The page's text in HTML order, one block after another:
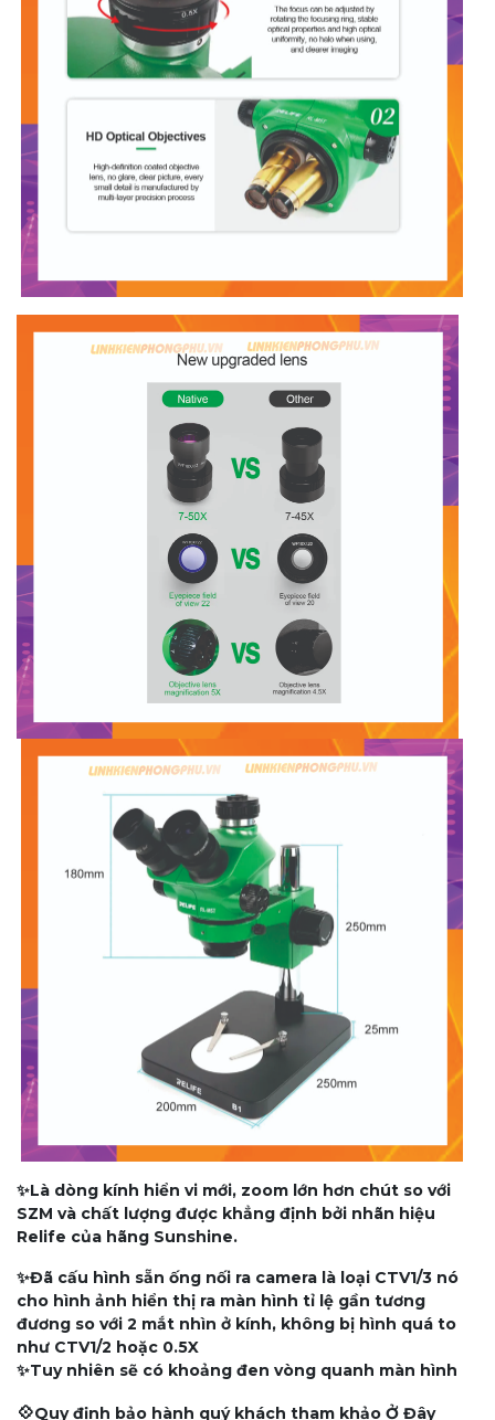
✨Là dòng kính hiển vi mới, zoom lớn hơn chút so với
SZM và chất lượng được khẳng định bởi nhãn hiệu
Relife của hãng Sunshine.
✨Đã cấu hình sẵn ống nối ra camera là loại CTV1/3 nó
cho hình ảnh hiển thị ra màn hình tỉ lệ gần tương
đương so với 2 mắt nhìn ở kính, không bị hình quá to
như CTV1/2 hoặc 0.5X
✨Tuy nhiên sẽ có khoảng đen vòng quanh màn hình
💠Quy định bảo hành quý khách tham khảo Ở Đây